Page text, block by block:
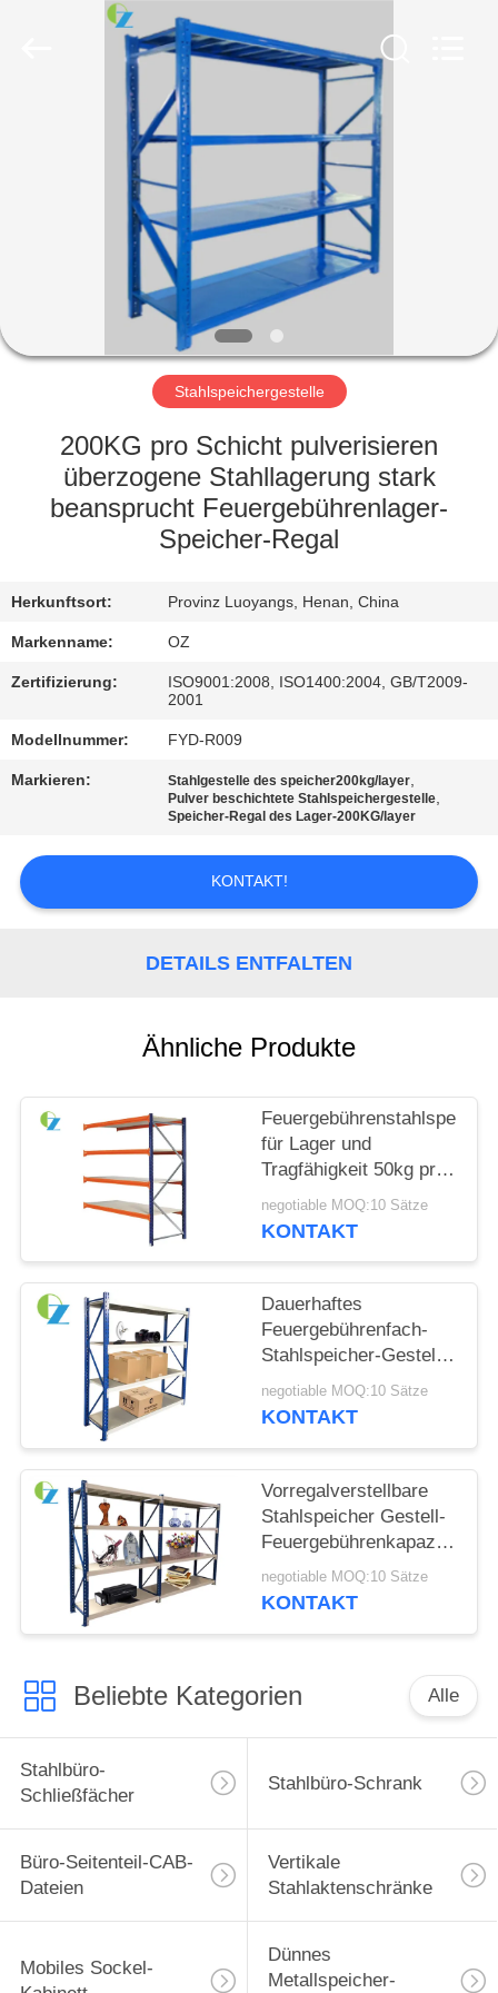
PRODUKTE
FABRIK-
QUALITÄTSKONTROLLE
MIT
UNS
IN
NACHRICHTEN
FORDERN
SIE
PRIVACY
POLICY
Stahlspeichergestelle
200KG pro Schicht pulverisieren
überzogene Stahllagerung stark
beansprucht Feuergebührenlager-
Speicher-Regal
Herkunftsort: Provinz Luoyangs, Henan, China
Markenname: OZ
Zertifizierung:
ISO9001:2008, ISO1400:2004, GB/T2009-
2001
Modellnummer: FYD-R009
Markieren: Stahlgestelle des speicher200kg/layer,
Pulver beschichtete Stahlspeichergestelle,
Speicher-Regal des Lager-200KG/layer
KONTAKT!
DETAILS ENTFALTEN
Ähnliche Produkte
für Lager und
Tragfähigkeit 50kg pro
Regal
negotiable MOQ:10 Sätze
KONTAKT
Dauerhaftes
Feuergebührenfach-
Stahlspeicher-Gestell,
materielles Metalllager
negotiable MOQ:10 Sätze
KONTAKT
Vorregalverstellbare
Stahlspeicher Gestell-
Feuergebührenkapazität
150kg/Shelf
negotiable MOQ:10 Sätze
KONTAKT
Beliebte Kategorien Alle
Stahlbüro-
Schließfächer
Stahlbüro-Schrank
Büro-Seitenteil-CAB-
Dateien
Vertikale
Stahlaktenschränke
Mobiles Sockel-
Dünnes
Metallspeicher-